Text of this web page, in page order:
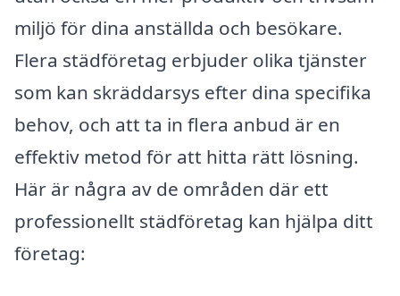
miljö för dina anställda och besökare.
Flera städföretag erbjuder olika tjänster
som kan skräddarsys efter dina specifika
behov, och att ta in flera anbud är en
effektiv metod för att hitta rätt lösning.
Här är några av de områden där ett
professionellt städföretag kan hjälpa ditt
företag: